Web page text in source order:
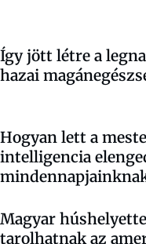
Így jött létre a
hazai
Hogyan lett a
intelligencia
Magyar
tarolhatnak az